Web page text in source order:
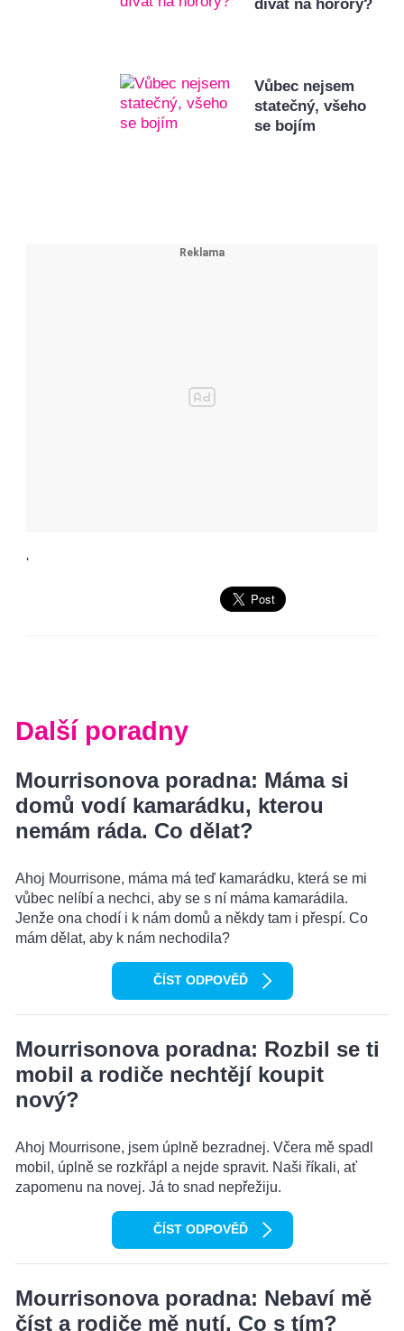
dívat na horory?
Vůbec nejsem
statečný, všeho
se bojím
'
Další poradny
Mourrisonova poradna: Máma si
domů vodí kamarádku, kterou
nemám ráda. Co dělat?
Ahoj Mourrisone, máma má teď kamarádku, která se mi
vůbec nelíbí a nechci, aby se s ní máma kamarádila.
Jenže ona chodí i k nám domů a někdy tam i přespí. Co
mám dělat, aby k nám nechodila?
ČÍST ODPOVĚĎ
Mourrisonova poradna: Rozbil se ti
mobil a rodiče nechtějí koupit
nový?
Ahoj Mourrisone, jsem úplně bezradnej. Včera mě spadl
mobil, úplně se rozkřápl a nejde spravit. Naši říkali, ať
zapomenu na novej. Já to snad nepřežiju.
ČÍST ODPOVĚĎ
Mourrisonova poradna: Nebaví mě
číst a rodiče mě nutí. Co s tím?